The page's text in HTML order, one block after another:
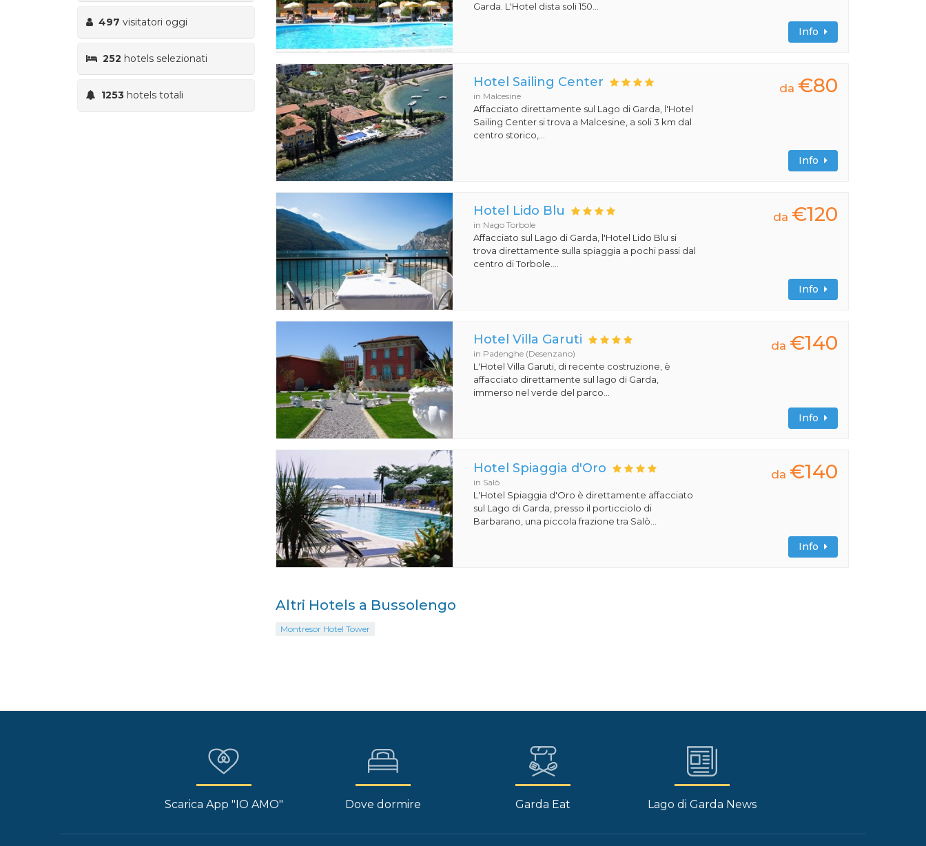
497 visitatori oggi
252 hotels selezionati
1253 hotels totali
Garda. L'Hotel dista soli 150...
Info
Hotel Sailing Center
in Malcesine
Affacciato direttamente sul Lago di Garda, l'Hotel
Sailing Center si trova a Malcesine, a soli 3 km dal
centro storico,...
da €80
Info
Hotel Lido Blu
in Nago Torbole
Affacciato sul Lago di Garda, l'Hotel Lido Blu si
trova direttamente sulla spiaggia a pochi passi dal
centro di Torbole....
da €120
Info
Hotel Villa Garuti
in Padenghe (Desenzano)
L'Hotel Villa Garuti, di recente costruzione, è
affacciato direttamente sul lago di Garda,
immerso nel verde del parco...
da €140
Info
Hotel Spiaggia d'Oro
in Salò
L'Hotel Spiaggia d'Oro è direttamente affacciato
sul Lago di Garda, presso il porticciolo di
Barbarano, una piccola frazione tra Salò...
da €140
Info
Altri Hotels a Bussolengo
Montresor Hotel Tower
Scarica App "IO AMO" Dove dormire Garda Eat Lago di Garda News